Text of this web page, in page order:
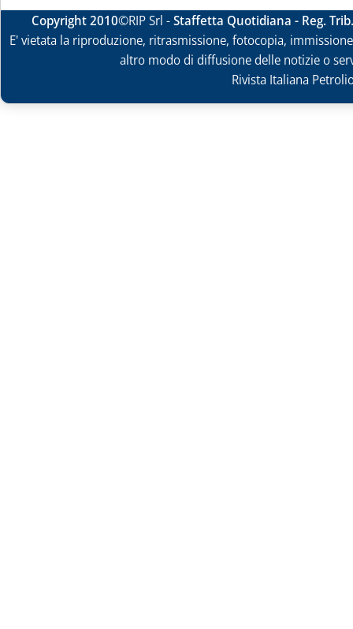
Copyright 2010©RIP Srl -Staffetta Quotidiana - Reg.
E' vietata la riproduzione, ritrasmissione, fotocopia,
altro modo di diffusione delle notizie o
Rivista Italiana